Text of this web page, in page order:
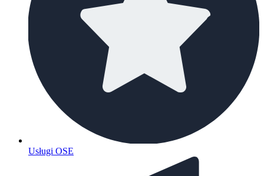
Usługi OSE